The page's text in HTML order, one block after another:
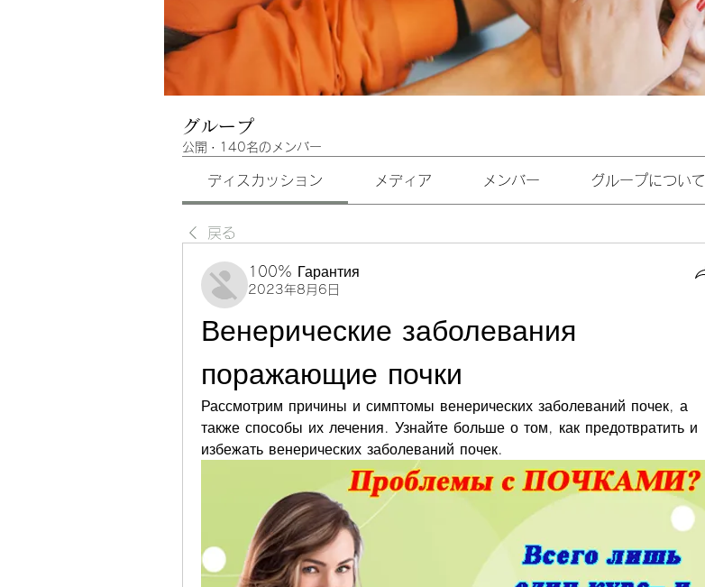
グループ
公開 · 140名のメンバー
ディスカッション メディア メンバー グループについて
戻る
100% Гарантия
2023年8月6日
Венерические заболевания
поражающие почки
Рассмотрим причины и симптомы венерических заболеваний почек, а
также способы их лечения. Узнайте больше о том, как предотвратить и
избежать венерических заболеваний почек.